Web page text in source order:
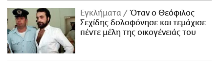
Εγκλήματα
Όταν ο Θεόφιλος
Σεχίδης δολοφόνησε και τεμάχισε
πέντε μέλη της οικογένειάς του